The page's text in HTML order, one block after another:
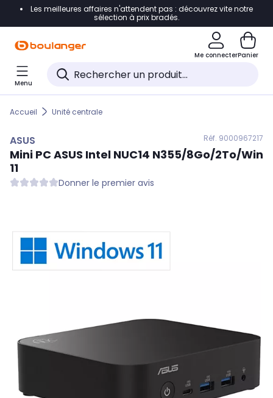
Accéder directement à la navigation
Accéder directement au pied de page
Accéder directement au chatbot
Les meilleures affaires n'attendent pas : découvrez vite notre
sélection à prix bradés.
Me connecterPanier
Menu
Accueil Unité centrale
ASUS Réf. 9000967217
Mini PCASUS Intel NUC14 N355/8Go/2To/Win
11
Donner le premier avis